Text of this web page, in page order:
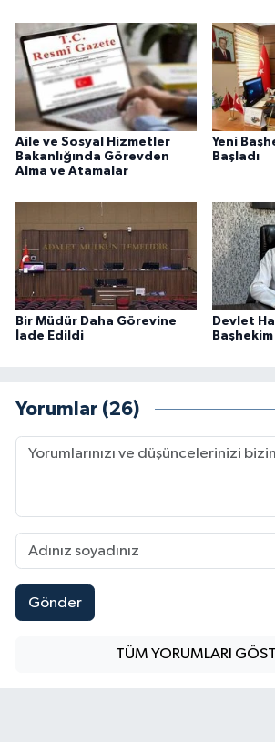
Aile ve Sosyal Hizmetler
Bakanlığında Görevden
Alma ve Atamalar
Yeni
Başladı
Bir Müdür Daha Görevine
İade Edildi
Devlet
Başhekim
Yorumlar (26)
Gönder
TÜM YORUMLARI